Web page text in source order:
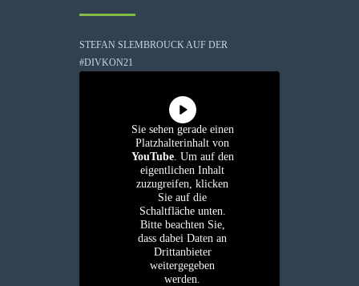
STEFAN SLEMBROUCK AUF DER
#DIVKON21
Sie sehen gerade einen
Platzhalterinhalt von
YouTube. Um auf den
eigentlichen Inhalt
zuzugreifen, klicken
Sie auf die
Schaltfläche unten.
Bitte beachten Sie,
dass dabei Daten an
Drittanbieter
weitergegeben
werden.